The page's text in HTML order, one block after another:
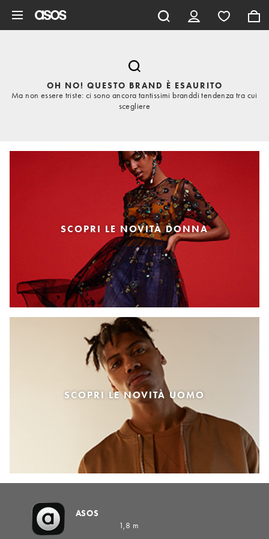
OH NO! QUESTO BRAND È ESAURITO
Ma non essere triste: ci sono ancora tantissimi branddi tendenza tra cui
scegliere
SCOPRI LE NOVITÀ DONNA
SCOPRI LE NOVITÀ UOMO
ASOS
1,8 m